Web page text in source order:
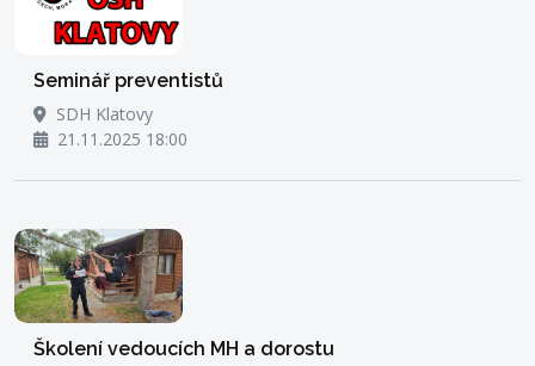
Seminář preventistů
SDH Klatovy
21.11.2025 18:00
Školení vedoucích MH a dorostu